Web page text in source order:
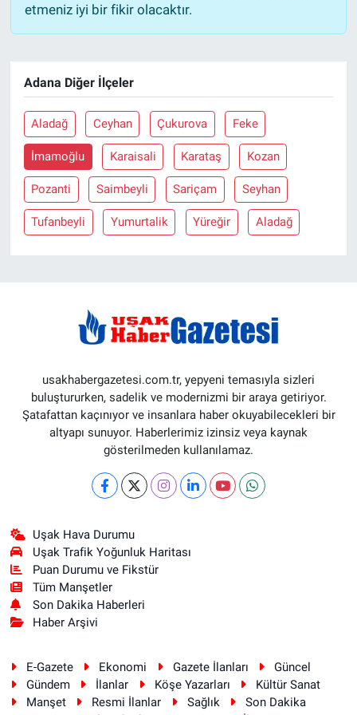
etmeniz iyi bir fikir olacaktır.
Adana Diğer İlçeler
Aladağ Ceyhan Çukurova Feke
İmamoğlu Karaisali Karataş Kozan
Pozanti Saimbeyli Sariçam Seyhan
Tufanbeyli Yumurtalik Yüreğir Aladağ
usakhabergazetesi.com.tr, yepyeni temasıyla sizleri
buluştururken, sadelik ve modernizmi bir araya getiriyor.
Şatafattan kaçınıyor ve insanlara haber okuyabilecekleri bir
altyapı sunuyor. Haberlerimiz izinsiz veya kaynak
gösterilmeden kullanılamaz.
Uşak Hava Durumu
Uşak Trafik Yoğunluk Haritası
Puan Durumu ve Fikstür
Tüm Manşetler
Son Dakika Haberleri
Haber Arşivi
E-Gazete Ekonomi Gazete İlanları
Güncel
Gündem
İlanlar Köşe Yazarları
Kültür Sanat
Manşet
Resmi İlanlar Sağlık
Son Dakika